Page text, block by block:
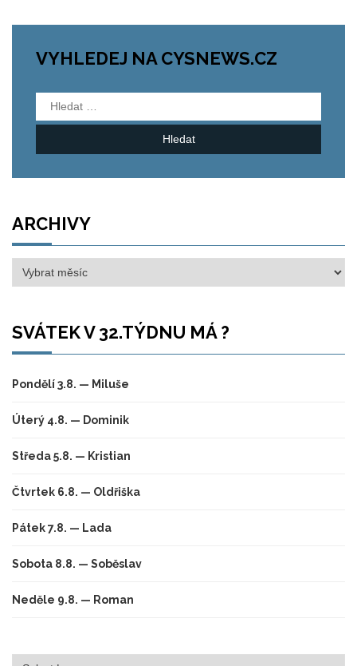
VYHLEDEJ NA CYSNEWS.CZ
Vyhledávání
ARCHIVY
Archivy
SVÁTEK V 32.TÝDNU MÁ ?
Pondělí 3.8. — Miluše
Úterý 4.8. — Dominik
Středa 5.8. — Kristian
Čtvrtek 6.8. — Oldřiška
Pátek 7.8. — Lada
Sobota 8.8. — Soběslav
Neděle 9.8. — Roman